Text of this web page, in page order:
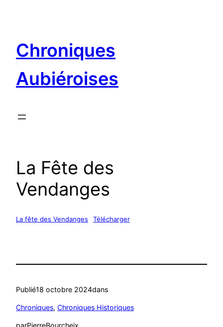
Chroniques
Aubiéroises
La Fête des
Vendanges
La fête des Vendanges Télécharger
Publié18 octobre 2024dans
Chroniques, Chroniques Historiques